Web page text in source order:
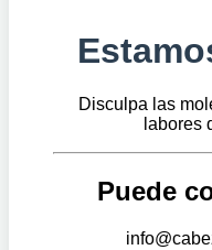
Disculpa las
labores
Puede